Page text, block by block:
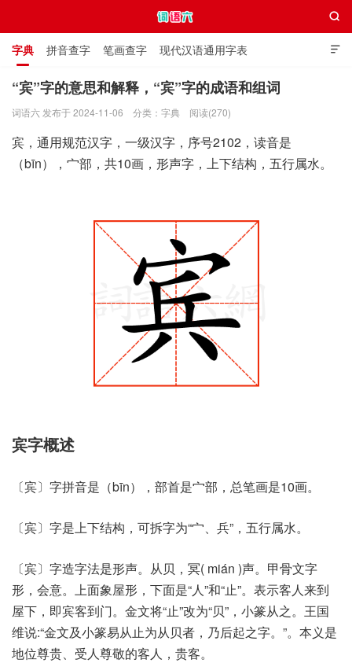

字典 拼音查字 笔画查字 现代汉语通用字表
通用规范汉字表 叠字大全 独体字大全 极简英语词典

“宾”字的意思和解释，“宾”字的成语和组词
词语六 发布于 2024-11-06 分类： 字典 阅读(270)
宾，通用规范汉字，一级汉字，序号2102，读音是
（bīn），宀部，共10画，形声字，上下结构，五行属水。
宾字概述
〔宾〕字拼音是（bīn），部首是宀部，总笔画是10画。
〔宾〕字是上下结构，可拆字为“宀、兵”，五行属水。
〔宾〕字造字法是形声。从贝，冥( mián )声。甲骨文字
形，会意。上面象屋形，下面是“人”和“止”。表示客人来到
屋下，即宾客到门。金文将“止”改为“贝”，小篆从之。王国
维说:“金文及小篆易从止为从贝者，乃后起之字。”。本义是
地位尊贵、受人尊敬的客人，贵客。